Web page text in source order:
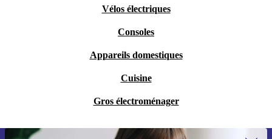
Vélos électriques
Consoles
Appareils domestiques
Cuisine
Gros électroménager